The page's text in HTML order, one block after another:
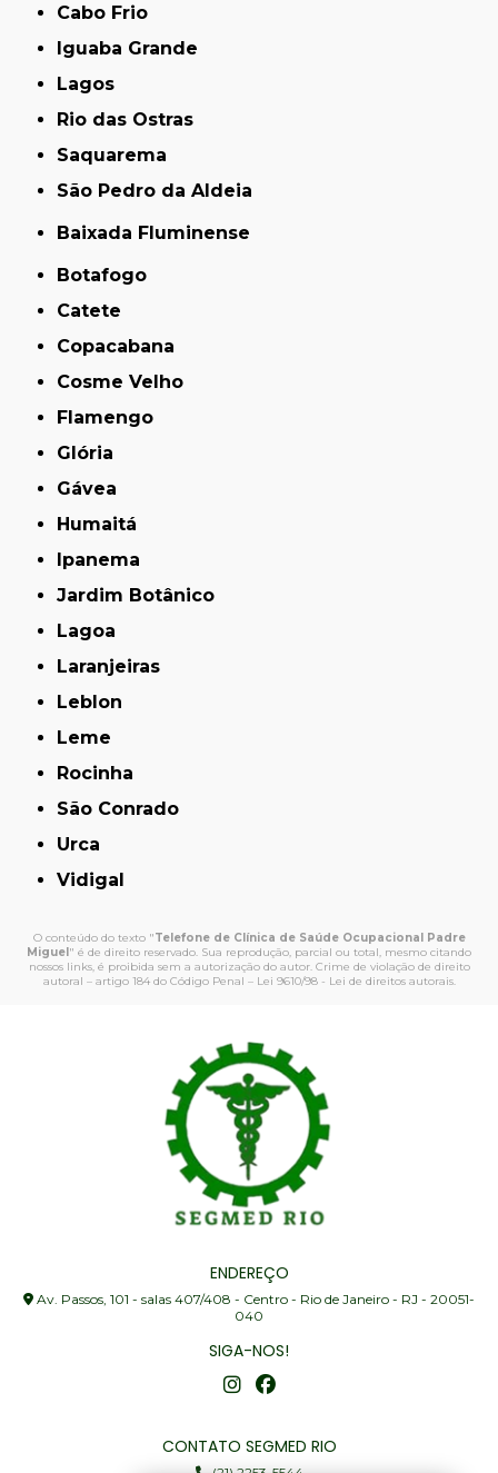
Cabo Frio
Iguaba Grande
Lagos
Rio das Ostras
Saquarema
São Pedro da Aldeia
Baixada Fluminense
Botafogo
Catete
Copacabana
Cosme Velho
Flamengo
Glória
Gávea
Humaitá
Ipanema
Jardim Botânico
Lagoa
Laranjeiras
Leblon
Leme
Rocinha
São Conrado
Urca
Vidigal
O conteúdo do texto "Telefone de Clínica de Saúde Ocupacional Padre
Miguel" é de direito reservado. Sua reprodução, parcial ou total, mesmo citando
nossos links, é proibida sem a autorização do autor. Crime de violação de direito
autoral – artigo 184 do Código Penal – Lei 9610/98 - Lei de direitos autorais.
ENDEREÇO
Av. Passos, 101 - salas 407/408 - Centro - Rio de Janeiro - RJ - 20051-
040
SIGA-NOS!
CONTATO SEGMED RIO